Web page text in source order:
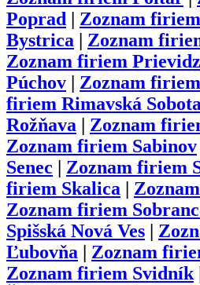
Poprad
Zoznam firiem
Bystrica
Zoznam
Zoznam firiem
Púchov
Zoznam firiem
firiem Rimavská
Rožňava
Zoznam
Zoznam firiem Sabinov
Senec
Zoznam firiem
firiem Skalica
Zoznam firiem
Spišská Nová Ves
Ľubovňa
Zoznam
Zoznam firiem Svidník|